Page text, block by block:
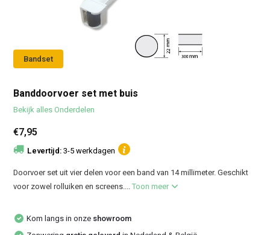
Bandset
Banddoorvoer set met buis
Bekijk alles Onderdelen
€7,95
Levertijd:3-5 werkdagen
Doorvoer set uit vier delen voor een band van 14 millimeter. Geschikt
voor zowel rolluiken en screens....Toon meer
Kom langs in onze showroom